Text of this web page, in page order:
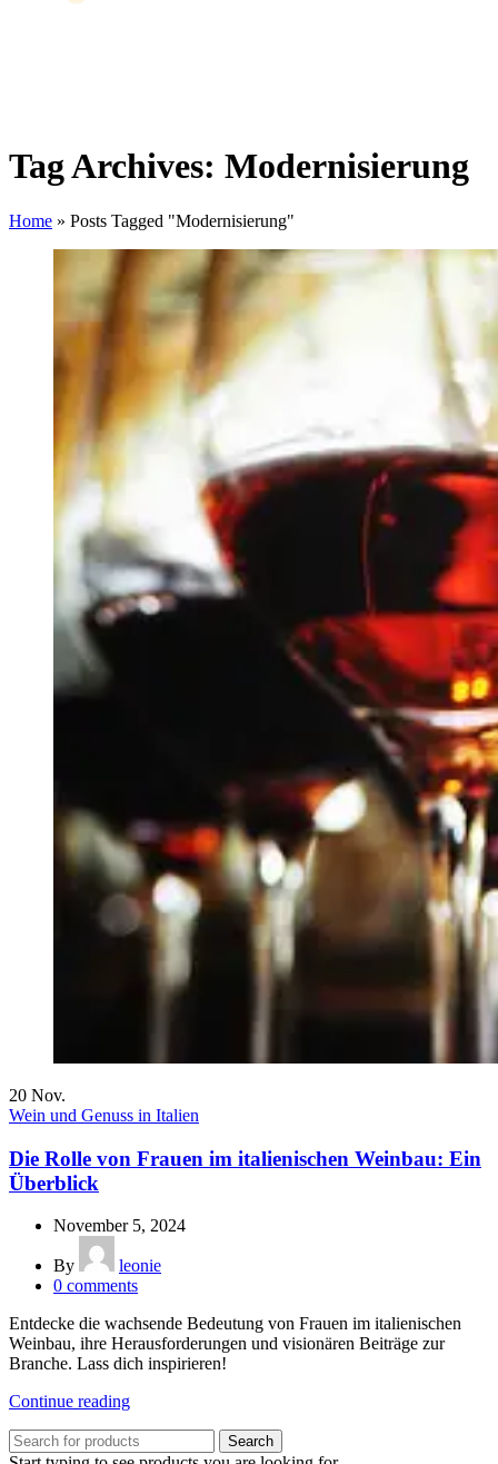
Tag Archives: Modernisierung
Home » Posts Tagged "Modernisierung"
20 Nov.
Wein und Genuss in Italien
Die Rolle von Frauen im italienischen Weinbau: Ein
Überblick
November 5, 2024
By
leonie
0 comments
Entdecke die wachsende Bedeutung von Frauen im italienischen
Weinbau, ihre Herausforderungen und visionären Beiträge zur
Branche. Lass dich inspirieren!
Continue reading
Search